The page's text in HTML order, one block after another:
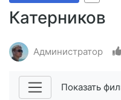
Катерников
Администратор
Показать